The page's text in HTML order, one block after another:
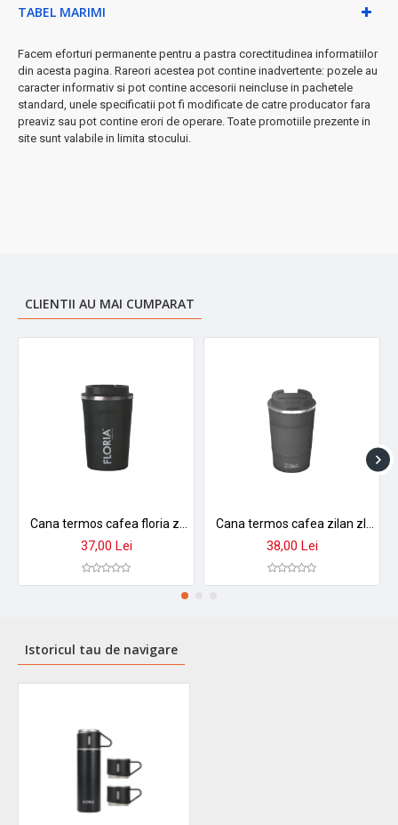
• Culoare: Negru elegant
• Ușor de curățat și întreținut
⚡Perfect pentru:birou, școală, drumeții, călătorii, sport sau orice
activitate zilnică
➤Păstrează aroma și prospețimea băuturilor tale favorite-
investiția inteligentă pentru confortul zilnic!
TABEL MARIMI
Facem eforturi permanente pentru a pastra corectitudinea informatiilor
din acesta pagina. Rareori acestea pot contine inadvertente: pozele au
caracter informativ si pot contine accesorii neincluse in pachetele
standard, unele specificatii pot fi modificate de catre producator fara
preaviz sau pot contine erori de operare. Toate promotiile prezente in
site sunt valabile in limita stocului.
CLIENTII AU MAI CUMPARAT
37,00 Lei 38,00 Lei
Istoricul tau de navigare